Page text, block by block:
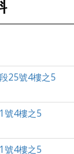
25號4樓之5
號4樓之5
號4樓之5